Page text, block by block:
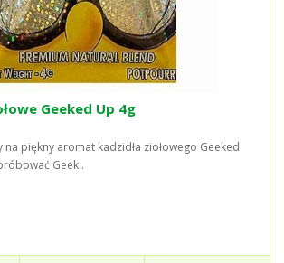
Geeked Up 4g
na piękny aromat kadzidła ziołowego Geeked
Geek..